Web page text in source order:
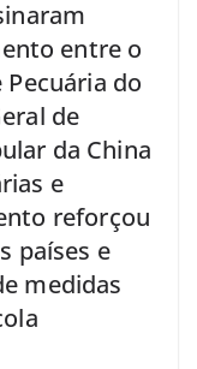
entre o
do
de
da China
e
reforçou
países e
medidas